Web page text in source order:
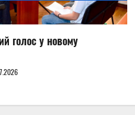
голос у новому